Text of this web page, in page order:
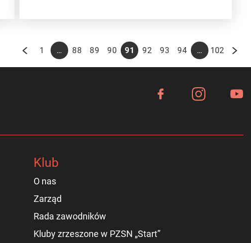
1 … 88 89 90 91 92 93 94 … 102
Klub
O nas
Zarząd
Rada zawodników
Kluby zrzeszone w PZSN „Start”